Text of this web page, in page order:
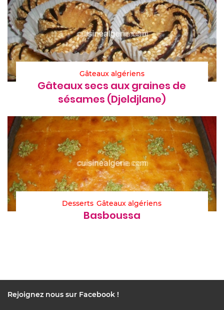
Gâteaux algériens
Gâteaux secs aux graines de
sésames (Djeldjlane)
Desserts Gâteaux algériens
Basboussa
Rejoignez nous sur Facebook !